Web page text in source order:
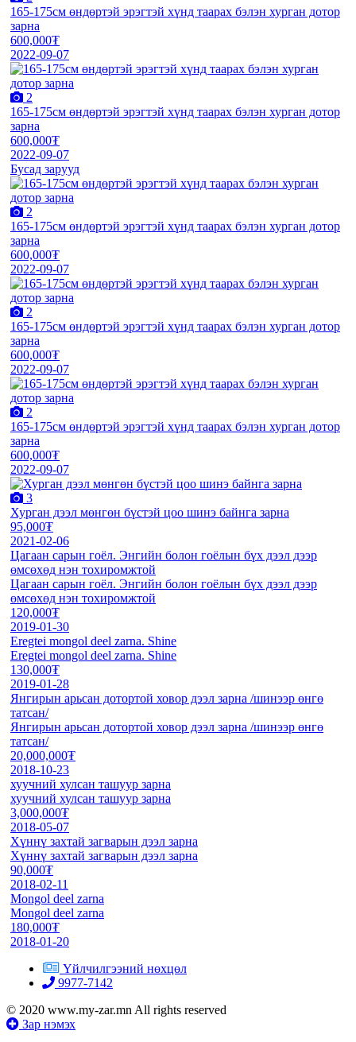
165-175см өндөртэй эрэгтэй хүнд таарах бэлэн хурган дотор
зарна
600,000₮
2022-09-07
2
165-175см өндөртэй эрэгтэй хүнд таарах бэлэн хурган дотор
зарна
600,000₮
2022-09-07
Бусад зарууд
2
165-175см өндөртэй эрэгтэй хүнд таарах бэлэн хурган дотор
зарна
600,000₮
2022-09-07
2
165-175см өндөртэй эрэгтэй хүнд таарах бэлэн хурган дотор
зарна
600,000₮
2022-09-07
2
165-175см өндөртэй эрэгтэй хүнд таарах бэлэн хурган дотор
зарна
600,000₮
2022-09-07
3
Хурган дээл мөнгөн бүстэй цоо шинэ байнга зарна
95,000₮
2021-02-06
Цагаан сарын гоёл. Энгийн болон гоёлын бүх дээл дээр
өмсөхөд нэн тохиромжтой
Цагаан сарын гоёл. Энгийн болон гоёлын бүх дээл дээр
өмсөхөд нэн тохиромжтой
120,000₮
2019-01-30
Eregtei mongol deel zarna. Shine
Eregtei mongol deel zarna. Shine
130,000₮
2019-01-28
Янгирын арьсан дотортой ховор дээл зарна /шинээр өнгө
татсан/
Янгирын арьсан дотортой ховор дээл зарна /шинээр өнгө
татсан/
20,000,000₮
2018-10-23
хуучний хулсан ташуур зарна
хуучний хулсан ташуур зарна
3,000,000₮
2018-05-07
Хүннү захтай загварын дээл зарна
Хүннү захтай загварын дээл зарна
90,000₮
2018-02-11
Mongol deel zarna
Mongol deel zarna
180,000₮
2018-01-20
Үйлчилгээний нөхцөл
9977-7142
© 2020 www.my-zar.mn All rights reserved
Зар нэмэх